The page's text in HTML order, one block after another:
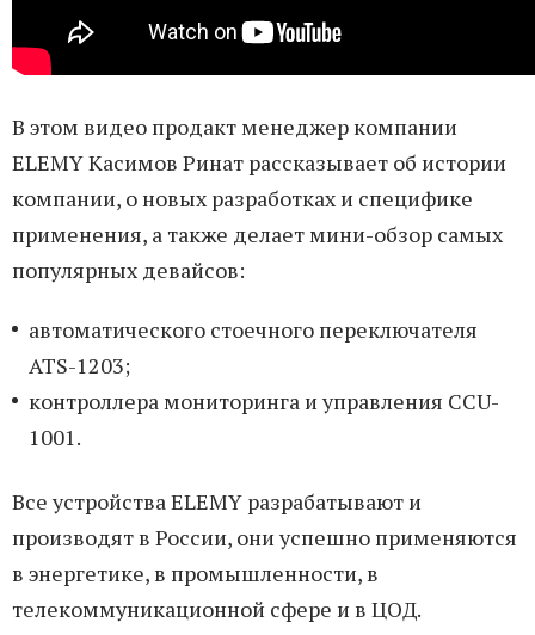
В этом видео продакт менеджер компании
ELEMY Касимов Ринат рассказывает об истории
компании, о новых разработках и специфике
применения, а также делает мини-обзор самых
популярных девайсов:
автоматического стоечного переключателя
ATS-1203;
контроллера мониторинга и управления CCU-
1001.
Все устройства ELEMY разрабатывают и
производят в России, они успешно применяются
в энергетике, в промышленности, в
телекоммуникационной сфере и в ЦОД.